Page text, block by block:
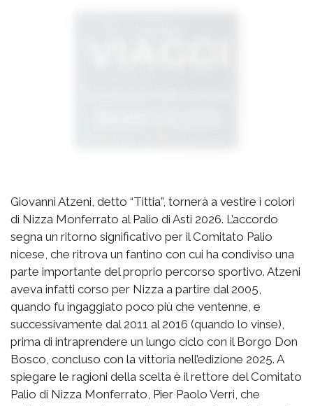
Giovanni Atzeni, detto “Tittia”, tornerà a vestire i colori
di Nizza Monferrato al Palio di Asti 2026. L’accordo
segna un ritorno significativo per il Comitato Palio
nicese, che ritrova un fantino con cui ha condiviso una
parte importante del proprio percorso sportivo. Atzeni
aveva infatti corso per Nizza a partire dal 2005,
quando fu ingaggiato poco più che ventenne, e
successivamente dal 2011 al 2016 (quando lo vinse),
prima di intraprendere un lungo ciclo con il Borgo Don
Bosco, concluso con la vittoria nell’edizione 2025. A
spiegare le ragioni della scelta è il rettore del Comitato
Palio di Nizza Monferrato, Pier Paolo Verri, che